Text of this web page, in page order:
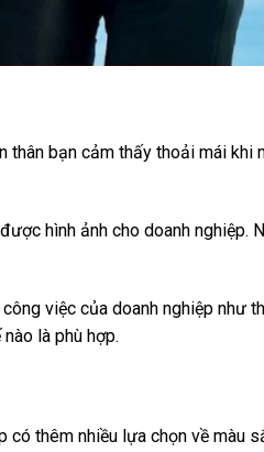
bạn cảm thấy thoải mái khi
hình ảnh cho doanh nghiệp.
việc của doanh nghiệp như
là phù hợp.
có thêm nhiều lựa chọn về màu